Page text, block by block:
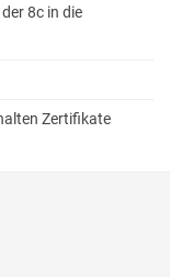
8c in die
Zertifikate